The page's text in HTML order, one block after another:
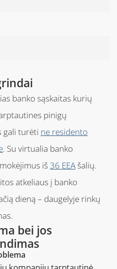
banko sąskaitas kurių
pinigų
gali turėti ne residento
. Su virtualia banko
iš 36 EEAšalių.
atkeliaus į banko
dieną – daugelyje rinkų
bei jos